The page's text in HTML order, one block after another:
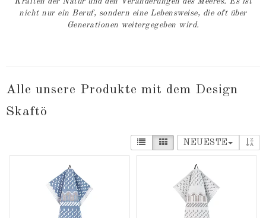
nicht nur ein Beruf, sondern eine Lebensweise, die oft über
Generationen weitergegeben wird.
Alle unsere Produkte mit dem Design
Skaftö
NEUESTE